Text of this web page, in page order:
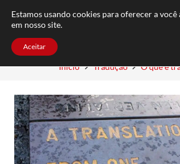
FAQ TRABALHE
Início Tradução O que é
Estamos usando cookies para oferecer a
em nosso site.
Aceitar